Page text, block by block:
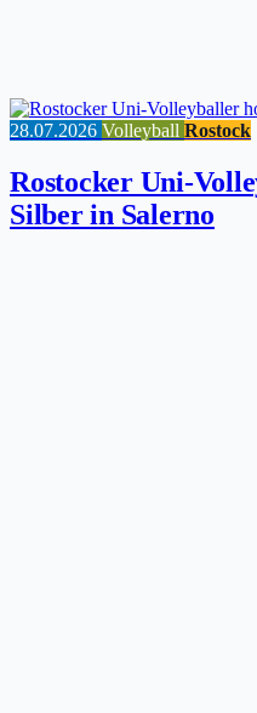
28.07.2026 Volleyball Rostock
Rostocker Uni-
Silber in Salerno